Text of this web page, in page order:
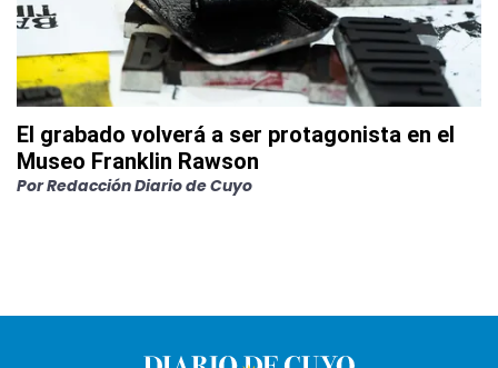
El grabado volverá a ser protagonista en el
Museo Franklin Rawson
PorRedacción Diario de Cuyo